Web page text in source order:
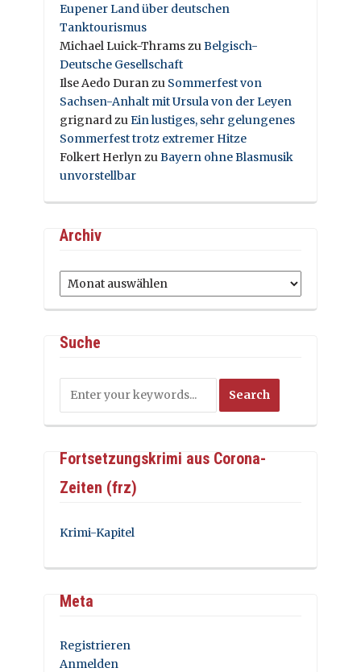
Eupener Land über deutschen
Tanktourismus
Michael Luick-ThramszuBelgisch-
Deutsche Gesellschaft
Ilse Aedo Duranzu Sommerfest von
Sachsen-Anhalt mit Ursula von der Leyen
grignardzuEin lustiges, sehr gelungenes
Sommerfest trotz extremer Hitze
Folkert HerlynzuBayern ohne Blasmusik
unvorstellbar
Archiv
Archiv
Suche
Fortsetzungskrimi aus Corona-
Zeiten (frz)
Krimi-Kapitel
Meta
Registrieren
Anmelden